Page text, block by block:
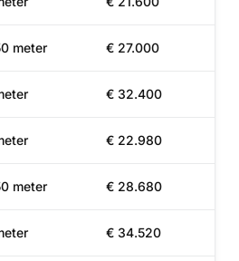
meter € 27.000
€ 32.400
€ 22.980
meter € 28.680
€ 34.520